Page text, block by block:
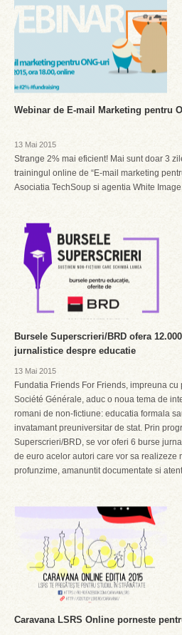
Webinar de E-mail Marketing pentru
13 Mai 2015
Strange 2% mai eficient! Mai sunt doar 3
trainingul online de “E-mail marketing
Asociatia TechSoup si agentia White
Bursele Superscrieri/BRD ofera
jurnalistice despre educatie
13 Mai 2015
Fundatia Friends For Friends, impreuna
Société Générale, aduc o noua tema de
romani de non-fictiune: educatia formala
invatamant preuniversitar de stat. Prin
Superscrieri/BRD, se vor oferi 6 burse
de euro acelor autori care vor sa realizeze
profunzime, amanuntit documentate si
Caravana LSRS Online porneste